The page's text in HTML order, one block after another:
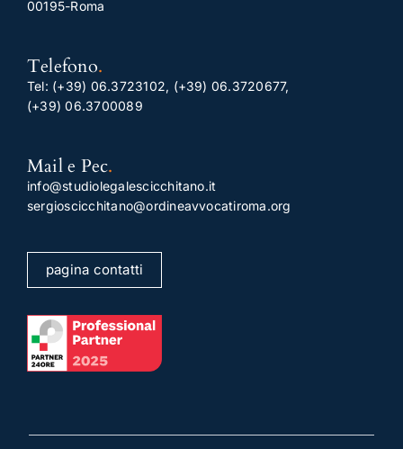
00195-Roma
Telefono.
Tel: (+39) 06.3723102, (+39) 06.3720677,
(+39) 06.3700089
Mail e Pec.
info@studiolegalescicchitano.it
sergioscicchitano@ordineavvocatiroma.org
pagina contatti